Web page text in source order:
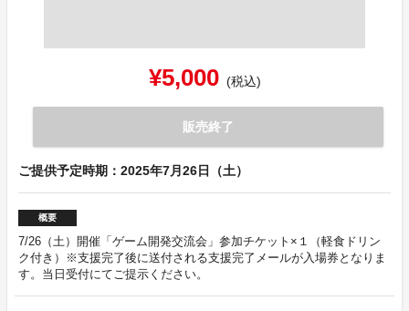
¥5,000 (税込)
販売終了
ご提供予定時期：2025年7月26日（土）
概要
7/26（土）開催「ゲーム開発交流会」参加チケット×１（軽食ドリン
ク付き）※支援完了後に送付される支援完了メールが入場券となりま
す。当日受付にてご提示ください。